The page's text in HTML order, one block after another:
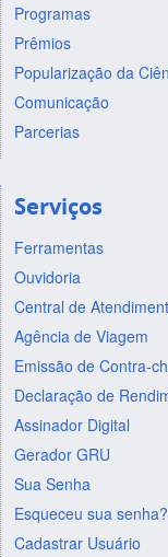
Programas
Prêmios
Popularização da
Comunicação
Parcerias
Serviços
Ferramentas
Ouvidoria
Central de
Agência de Viagem
Emissão de Contra-
Declaração de
Assinador Digital
Gerador GRU
Sua Senha
Esqueceu sua senha?
Cadastrar Usuário